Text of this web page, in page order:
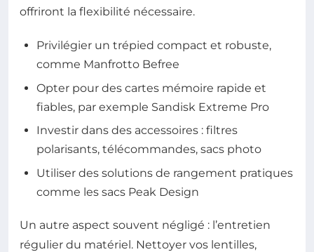
offriront la flexibilité nécessaire.
Privilégier un trépied compact et robuste,
comme Manfrotto Befree
Opter pour des cartes mémoire rapide et
fiables, par exemple Sandisk Extreme Pro
Investir dans des accessoires : filtres
polarisants, télécommandes, sacs photo
Utiliser des solutions de rangement pratiques
comme les sacs Peak Design
Un autre aspect souvent négligé : l’entretien
régulier du matériel. Nettoyer vos lentilles,